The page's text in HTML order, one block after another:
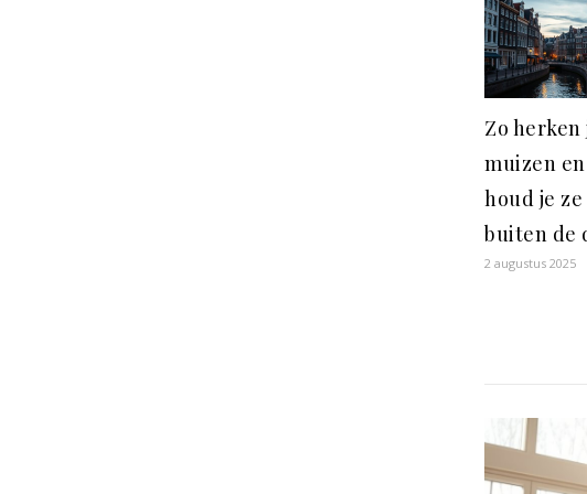
Zo herken
muizen en
houd je ze
buiten de
2 augustus 2025